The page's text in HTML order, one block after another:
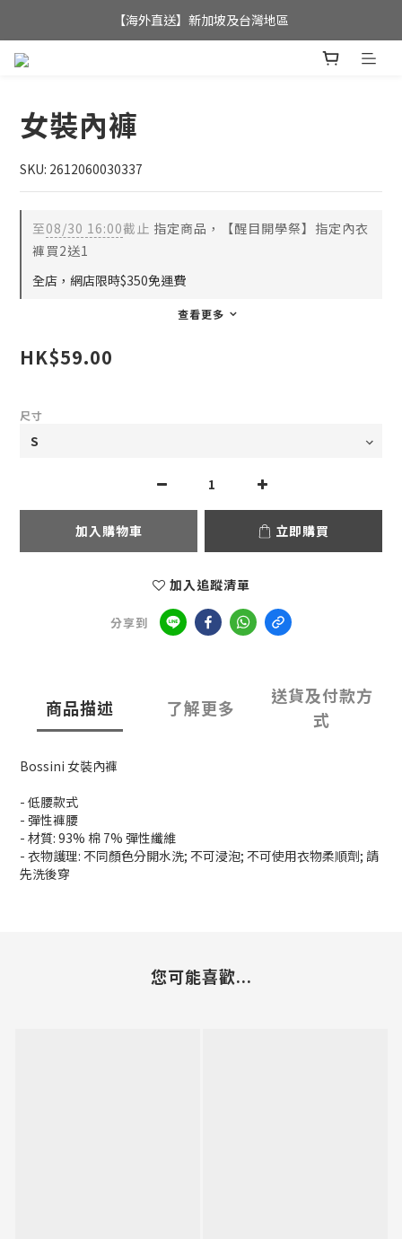
全店滿$350，即可享港澳地區免運費;
【海外直送】新加坡及台灣地區
女裝內褲
SKU: 2612060030337
至08/30 16:00截止 指定商品，【醒目開學祭】指定內衣
褲買2送1
全店，網店限時$350免運費
查看更多
HK$59.00
尺寸
加入購物車 立即購買
加入追蹤清單
分享到
商品描述 了解更多
送貨及付款方
式
Bossini 女裝內褲
- 低腰款式
- 彈性褲腰
- 材質: 93% 棉 7% 彈性纖維
- 衣物護理: 不同顏色分開水洗; 不可浸泡; 不可使用衣物柔順劑; 請
先洗後穿
您可能喜歡...